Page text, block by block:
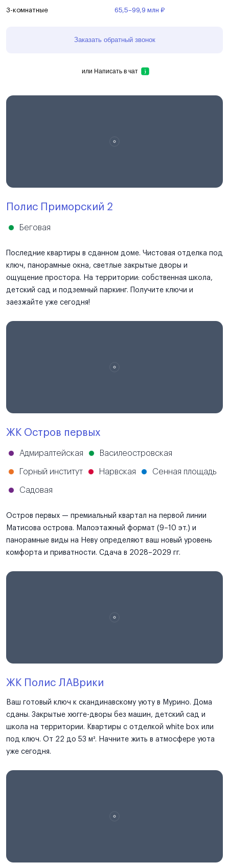
3-комнатные 65,5–99,9 млн ₽
Заказать обратный звонок
или Написать в чат
Полис Приморский 2
Беговая
Последние квартиры в сданном доме. Чистовая отделка под
ключ, панорамные окна, светлые закрытые дворы и
ощущение простора. На территории: собственная школа,
детский сад и подземный паркинг. Получите ключи и
заезжайте уже сегодня!
ЖК Остров первых
Адмиралтейская Василеостровская
Горный институт Нарвская Сенная площадь
Садовая
Остров первых — премиальный квартал на первой линии
Матисова острова. Малоэтажный формат (9–10 эт.) и
панорамные виды на Неву определяют ваш новый уровень
комфорта и приватности. Сдача в 2028–2029 гг.
ЖК Полис ЛАВрики
Ваш готовый ключ к скандинавскому уюту в Мурино. Дома
сданы. Закрытые хюгге-дворы без машин, детский сад и
школа на территории. Квартиры с отделкой white box или
под ключ. От 22 до 53 м². Начните жить в атмосфере уюта
уже сегодня.